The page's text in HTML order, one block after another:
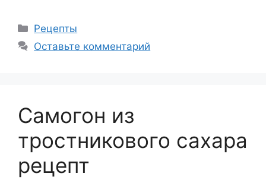
Рубрики
Рецепты
Оставьте комментарий
Самогон из
тростникового сахара
рецепт